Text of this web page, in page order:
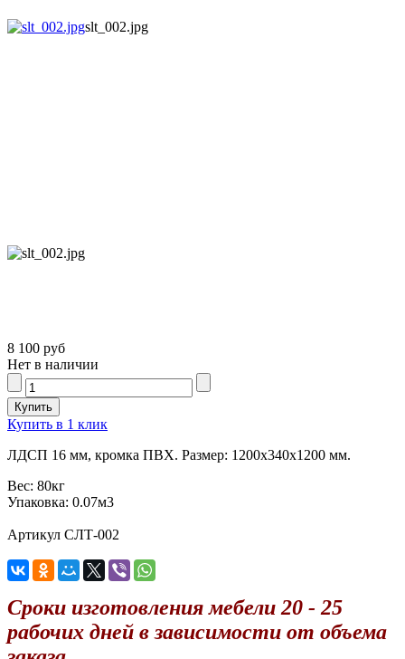
slt_002.jpg
8 100 руб
Нет в наличии
Купить в 1 клик
ЛДСП 16 мм, кромка ПВХ. Размер: 1200х340х1200 мм.
Вес: 80кг
Упаковка: 0.07м3
Артикул СЛТ-002
Сроки изготовления мебели 20 - 25
рабочих дней в зависимости от объема